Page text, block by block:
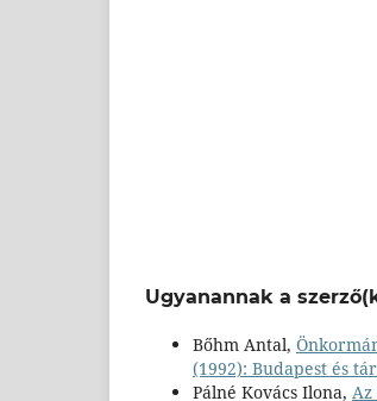
Ugyanannak a
Bőhm Antal,
(1992): Budapest és
Pálné Kovács Ilona,